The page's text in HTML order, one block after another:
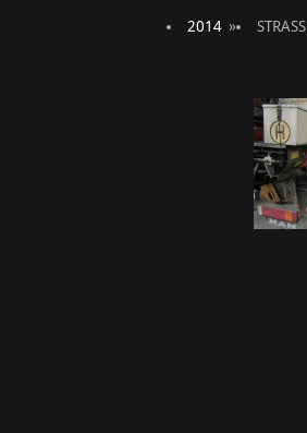
2014 »